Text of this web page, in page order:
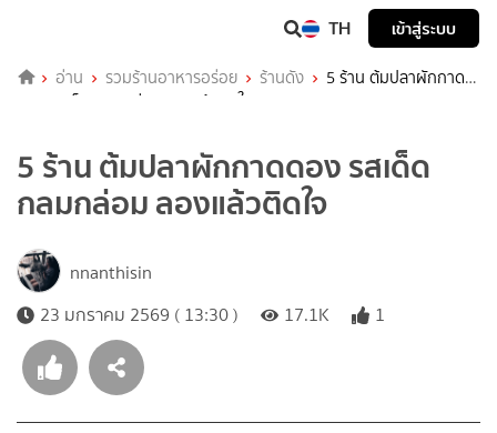
TH เข้าสู่ระบบ
อ่าน รวมร้านอาหารอร่อย ร้านดัง
5 ร้าน ต้มปลาผักกาด
ดอง รสเด็ด กลมกล่อม ลองแล้วติดใจ
5 ร้าน ต้มปลาผักกาดดอง รสเด็ด
กลมกล่อม ลองแล้วติดใจ
nnanthisin
23 มกราคม 2569 ( 13:30 )
17.1K 1